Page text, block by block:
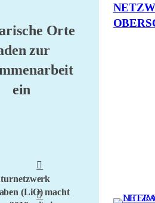
Orte
zur
ein
(LiO) macht